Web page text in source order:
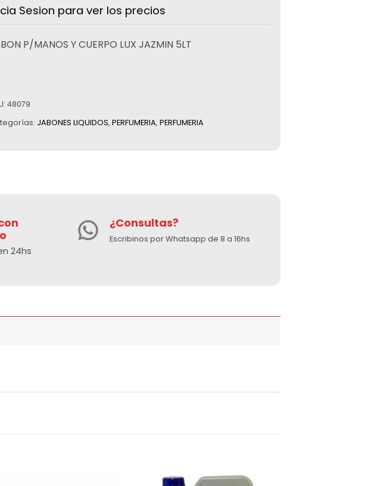
Sesion para ver los precios
P/MANOS Y CUERPO LUX JAZMIN 5LT
48079
JABONES LIQUIDOS, PERFUMERIA, PERFUMERIA
24hs
¿Consultas?
Escribinos por Whatsapp de 8 a 16hs